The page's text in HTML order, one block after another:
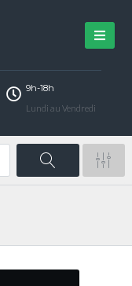
9h-18h
Lundi au Vendredi